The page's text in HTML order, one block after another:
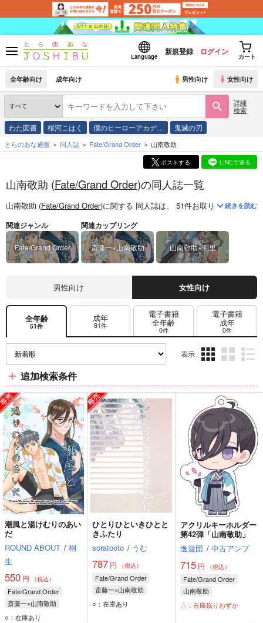
Language
新規登録 ログイン
カート
全年齢向け 成年向け 男性向け 女性向け
詳細
検索
わた図書 桜河こはく 僕のヒーローアカデ… 鬼滅の刃
とらのあな通販 同人誌 Fate/Grand Order 山南敬助
ポストする LINEで送る
山南敬助 (Fate/Grand Order)の同人誌一覧
山南敬助 (Fate/Grand Order)に関する 同人誌は、 51件お取り扱いがござ
続きを読む
関連ジャンル
Fate/Grand Order
関連カップリング
斎藤一×山南敬助 山南敬助×明里
男性向け 女性向け
全年齢
51件
成年
81件
電子書籍
全年齢
0件
電子書籍
成年
0件
表示
ム
表
示
ム
表
示
ム
表
追加検索条件
潮風と湯けむりのあい
だ
ROUND ABOUT / 桐
生
550 円 （税込）
Fate/Grand Order
斎藤一×山南敬助
斎藤一
山南敬助
○：在庫あり
ひとりひといきひとと
きふたり
soratooto / うむ
787 円 （税込）
Fate/Grand Order
斎藤一×山南敬助
斎藤一
山南敬助
○：在庫あり
アクリルキーホルダー
第42弾「山南敬助」
逸遊団 / 中古アンプ
715円 （税込）
Fate/Grand Order
山南敬助
△：在庫残りわずか